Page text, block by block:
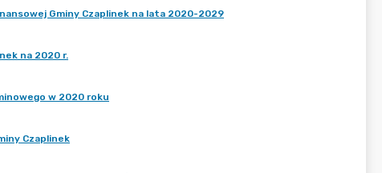
Gminy Czaplinek na lata 2020-2029
na 2020 r.
w 2020 roku
Czaplinek